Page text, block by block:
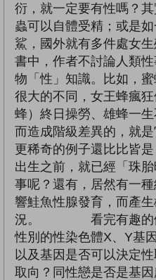
衍，就一定要有性嗎？
蟲可以自體受精；或是
鯊，國外就有多件
書中，作者不討論人類
物「性」知識。比如，
很大的不同，女王蜂瘋
蜂）終日操勞、雄蜂一生
而造成階級差異的，
更稀奇的例子還比比皆
出生之前，就已經「珠
事呢？還有，居然有一
響鮭魚性腺發育，而產
況。 看完有趣的例
性別的性染色體X、Y基
以及基因是否可以決定
取向？同性戀是否是基